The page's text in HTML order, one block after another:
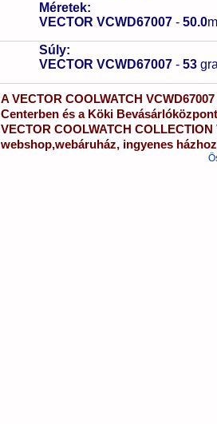
Méretek:
VECTOR VCWD67007 - 50.0
Súly:
VECTOR VCWD67007 - 53
AVECTOR COOLWATCH VCWD67007
Centerben és a Köki
VECTOR COOLWATCH COLLECTION
webshop,webáruház, ingyenes